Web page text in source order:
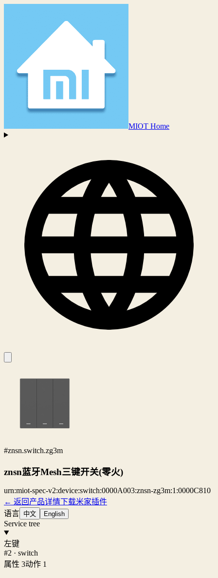
MIOT Home
#znsn.switch.zg3m
znsn蓝牙Mesh三键开关(零火)
urn:miot-spec-v2:device:switch:0000A003:znsn-zg3m:1:0000C810
← 返回产品详情下载米家插件
语言 中文 English
Service tree
左键
#2 · switch
属性 3动作 1